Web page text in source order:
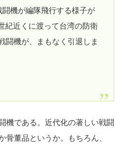
機が編隊飛行する様子が
紀近くに渡って台湾の防衛
闘機が、まもなく引退しま
機である。近代化の著しい戦闘
骨董品というか。もちろん、